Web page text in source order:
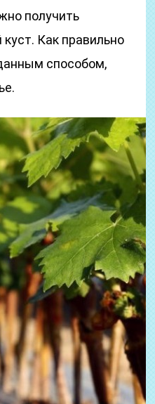
получить
Как правильно
способом,